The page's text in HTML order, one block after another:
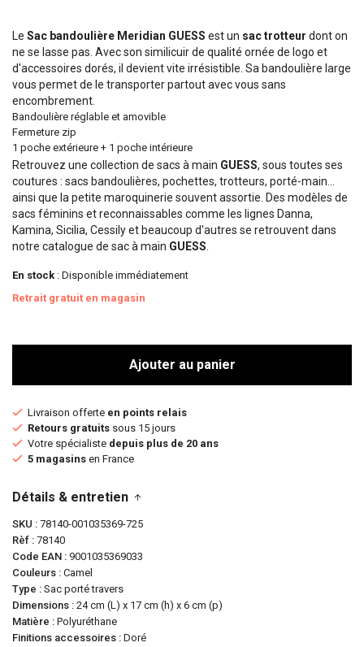
Le Sac bandoulière Meridian GUESS est un sac trotteur dont on
ne se lasse pas. Avec son similicuir de qualité ornée de logo et
d'accessoires dorés, il devient vite irrésistible. Sa bandoulière large
vous permet de le transporter partout avec vous sans
encombrement.
Bandoulière réglable et amovible
Fermeture zip
1 poche extérieure + 1 poche intérieure
Retrouvez une collection de sacs à main GUESS, sous toutes ses
coutures : sacs bandoulières, pochettes, trotteurs, porté-main...
ainsi que la petite maroquinerie souvent assortie. Des modèles de
sacs féminins et reconnaissables comme les lignes Danna,
Kamina, Sicilia, Cessily et beaucoup d'autres se retrouvent dans
notre catalogue de sac à main GUESS.
En stock : Disponible immédiatement
Retrait gratuit en magasin
Ajouter au panier
Livraison offerte en points relais
Retours gratuits sous 15 jours
Votre spécialiste depuis plus de 20 ans
5 magasins en France
Détails & entretien
SKU
78140-001035369-725
Rèf 78140
Code EAN 9001035369033
Couleurs Camel
Type
Sac porté travers
Dimensions 24 cm (L) x 17 cm (h) x 6 cm (p)
Matière
Polyuréthane
Finitions accessoires Doré